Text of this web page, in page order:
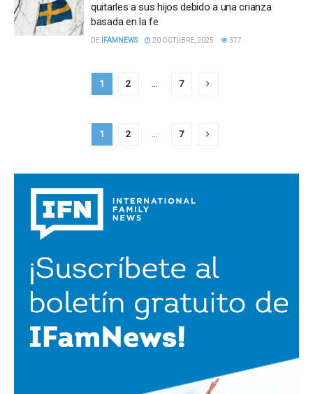
quitarles a sus hijos debido a una crianza
basada en la fe
DE IFAMNEWS 20 OCTUBRE, 2025 377
1 2 … 7
1 2 … 7